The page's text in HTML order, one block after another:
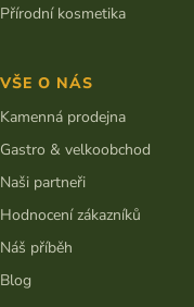
Přírodní kosmetika
VŠE O NÁS
Kamenná prodejna
Gastro & velkoobchod
Naši partneři
Hodnocení zákazníků
Náš příběh
Blog